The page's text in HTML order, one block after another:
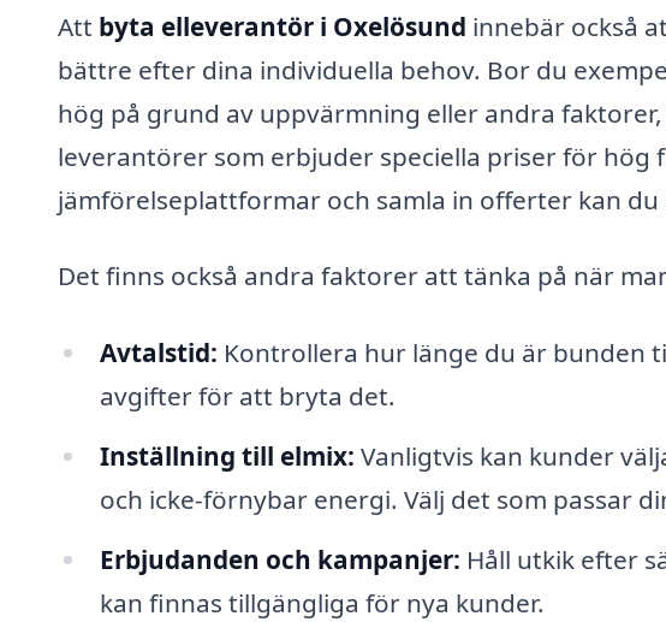
Att byta elleverantör i Oxelösund innebär också
bättre efter dina individuella behov. Bor du
hög på grund av uppvärmning eller andra
leverantörer som erbjuder speciella priser för
jämförelseplattformar och samla in offerter kan
Det finns också andra faktorer att tänka på när
Avtalstid: Kontrollera hur länge du är bunden
avgifter för att bryta det.
Inställning till elmix: Vanligtvis kan kunder
och icke-förnybar energi. Välj det som passar
Erbjudanden och kampanjer: Håll utkik efter
kan finnas tillgängliga för nya kunder.